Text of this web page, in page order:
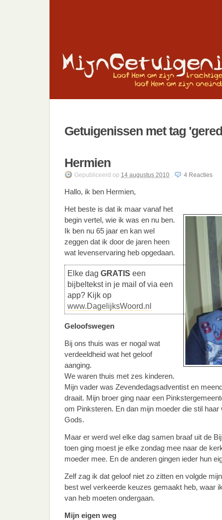
Getuigenissen met tag
Hermien
Gepubliceerd op 14 augustus 2010 . 4 Reacties
Hallo, ik ben Hermien,
Het beste is dat ik maar vanaf het
begin vertel, wie ik was en nu ben.
Ik ben nu 65 jaar en kan wel
zeggen dat ik door de jaren heen
wat levenservaring heb opgedaan.
Elke dag GRATIS een
bijbeltekst in je mail of via een
app? Kijk op
www.DagelijksWoord.nl
Geloofswegen
Bij ons thuis was er nogal wat
verdeeldheid wat het geloof
aanging.
We waren thuis met zes kinderen.
Mijn vader was Zevendedagsadventist en
draait. Mijn broer ging naar een
om Pinksteren. En dan mijn moeder die stil
Gods.
Maar er werd wel elke dag samen braaf uit de
toen ging moest je elke zondag mee naar de
moeder mee. En de anderen gingen ieder hun
Zelf zag ik dat geloof niet zo zitten en volgde
best wel verkeerde keuzes gemaakt heb, waar
van heb moeten ondergaan.
Mijn eigen weg